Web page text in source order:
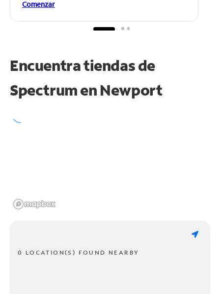
Comenzar
Encuentra tiendas de
Spectrum en Newport
0 LOCATION(S) FOUND NEARBY